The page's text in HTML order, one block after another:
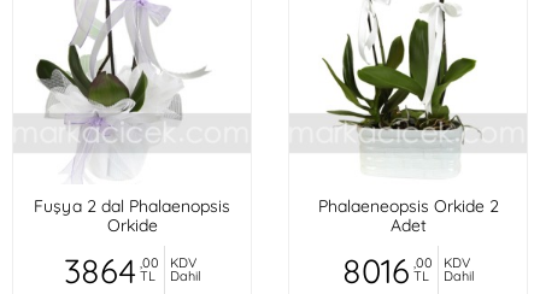
Fuşya 2 dal Phalaenopsis
Orkide
3864 ,00
TL
KDV
Dahil
Phalaeneopsis Orkide 2
Adet
8016 ,00
TL
KDV
Dahil